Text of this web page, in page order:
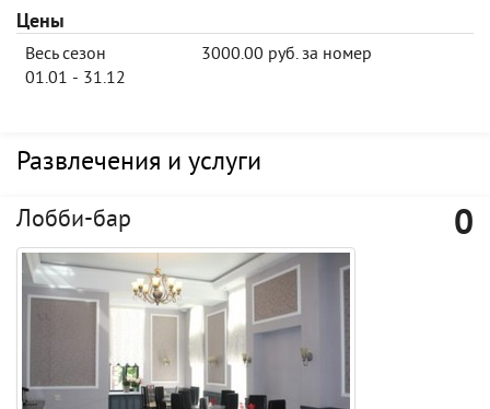
Цены
Весь сезон
01.01 - 31.12
3000.00 руб. за номер
Развлечения и услуги
Лобби-бар 0